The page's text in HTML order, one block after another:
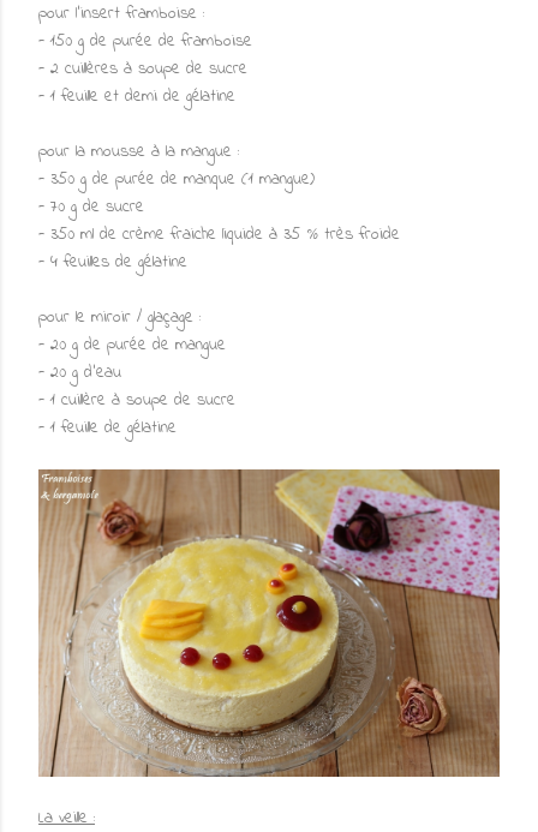
pour l'insert framboise :
- 150 g de purée de framboise
- 2 cuillères à soupe de sucre
- 1 feuille et demi de gélatine
pour la mousse à la mangue :
- 350 g de purée de manque (1 mangue)
- 70 g de sucre
- 350 ml de crème fraiche liquide à 35 % très froide
- 4 feuilles de gélatine
pour le miroir / glaçage :
- 20 g de purée de mangue
- 20 g d'eau
- 1 cuillère à soupe de sucre
- 1 feuille de gélatine
La veille :